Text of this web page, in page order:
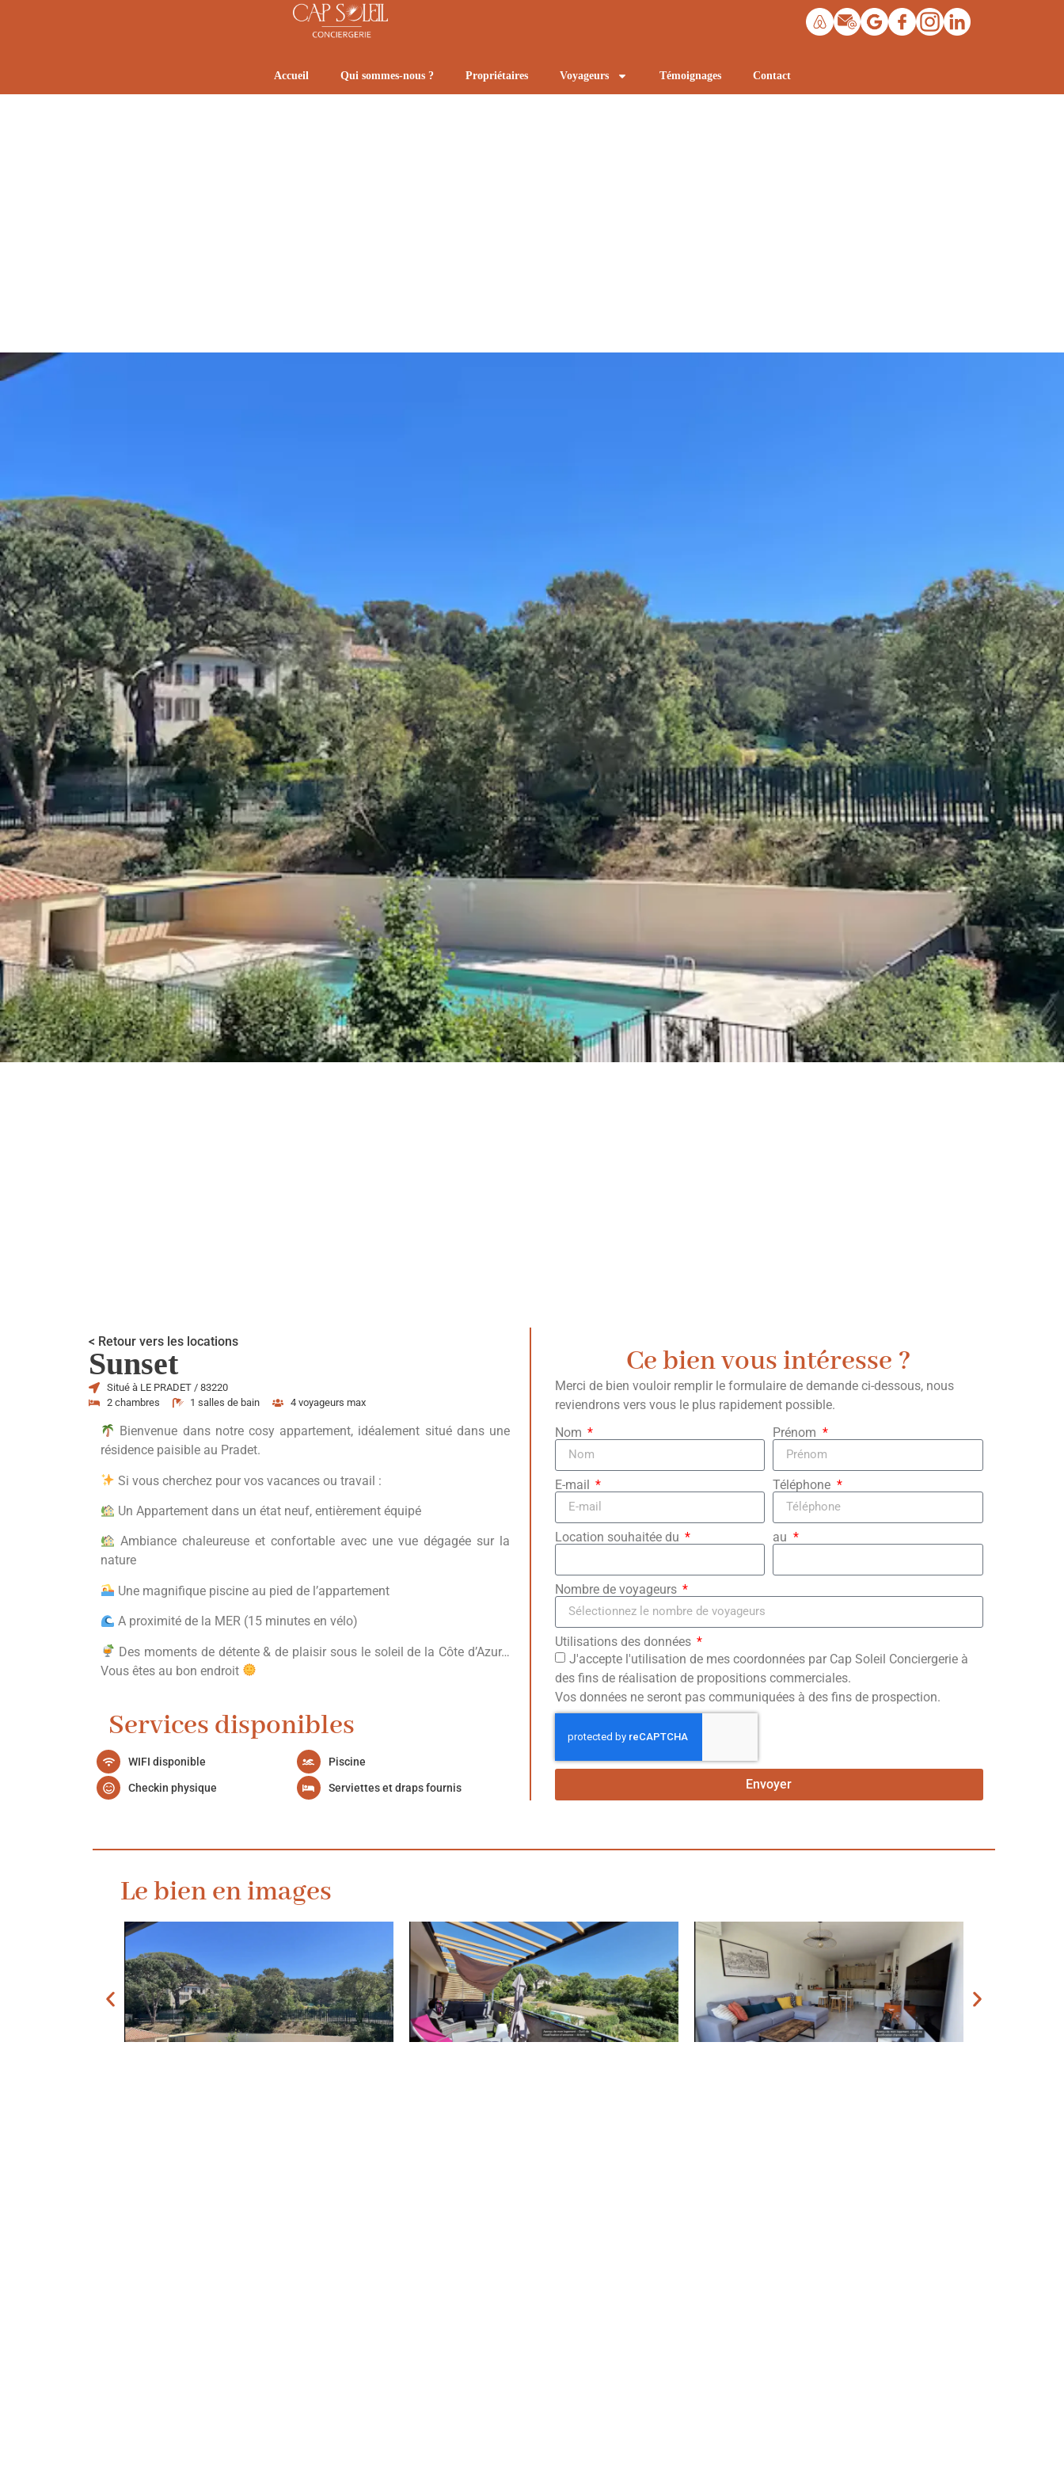
Accueil Qui sommes-nous ? Propriétaires Voyageurs Témoignages Contact
< Retour vers les locations
Sunset
Situé à LE PRADET / 83220
2 chambres
1 salles de bain 4 voyageurs max
Bienvenue dans notre cosy appartement, idéalement situé dans une
résidence paisible au Pradet.
Si vous cherchez pour vos vacances ou travail :
Un Appartement dans un état neuf, entièrement équipé
Ambiance chaleureuse et confortable avec une vue dégagée sur la
nature
Une magnifique piscine au pied de l’appartement
A proximité de la MER (15 minutes en vélo)
Des moments de détente & de plaisir sous le soleil de la Côte d’Azur…
Vous êtes au bon endroit
Services disponibles
WIFI disponible Piscine
Checkin physique Serviettes et draps fournis
Ce bien vous intéresse ?
Merci de bien vouloir remplir le formulaire de demande ci-dessous, nous
reviendrons vers vous le plus rapidement possible.
Nom
Prénom
E-mail Téléphone
Location souhaitée du au
Nombre de voyageurs
Utilisations des données
J'accepte l'utilisation de mes coordonnées par Cap Soleil Conciergerie à
des fins de réalisation de propositions commerciales.
Vos données ne seront pas communiquées à des fins de prospection.
Envoyer
Le bien en images